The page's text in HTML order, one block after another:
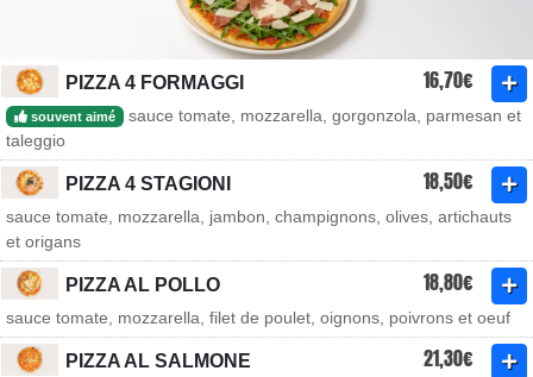
PIZZA 4 FORMAGGI 16,70€
souvent aimé
sauce tomate, mozzarella, gorgonzola, parmesan et
taleggio
PIZZA 4 STAGIONI 18,50€
sauce tomate, mozzarella, jambon, champignons, olives, artichauts
et origans
PIZZA AL POLLO 18,80€
sauce tomate, mozzarella, filet de poulet, oignons, poivrons et oeuf
PIZZA AL SALMONE 21,30€